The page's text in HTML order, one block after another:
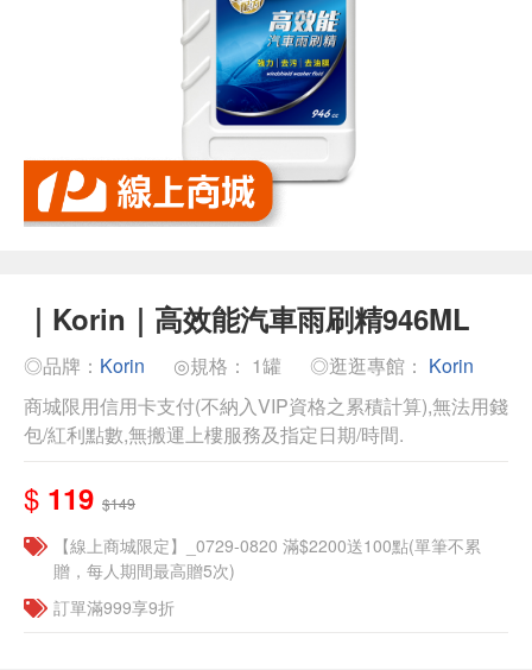
｜Korin｜高效能汽車雨刷精946ML
◎品牌： Korin ◎規格： 1罐 ◎逛逛專館： Korin
商城限用信用卡支付(不納入VIP資格之累積計算),無法用錢
包/紅利點數,無搬運上樓服務及指定日期/時間.
$ 119 $149
【線上商城限定】_0729-0820 滿$2200送100點(單筆不累
贈，每人期間最高贈5次)
訂單滿999享9折